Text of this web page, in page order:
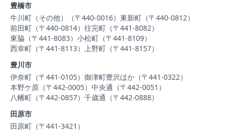
豊橋市
牛川町（その他）（〒440-0016） 東新町（〒440-0812）
前田町（〒440-0814） 往完町（〒441-8082）
東脇（〒441-8083） 小松町（〒441-8109）
西幸町（〒441-8113） 上野町（〒441-8157）
豊川市
伊奈町（〒441-0105） 御津町豊沢ほか（〒441-0322）
本野ケ原（〒442-0005） 中央通（〒442-0051）
八幡町（〒442-0857） 千歳通（〒442-0888）
田原市
田原町（〒441-3421）